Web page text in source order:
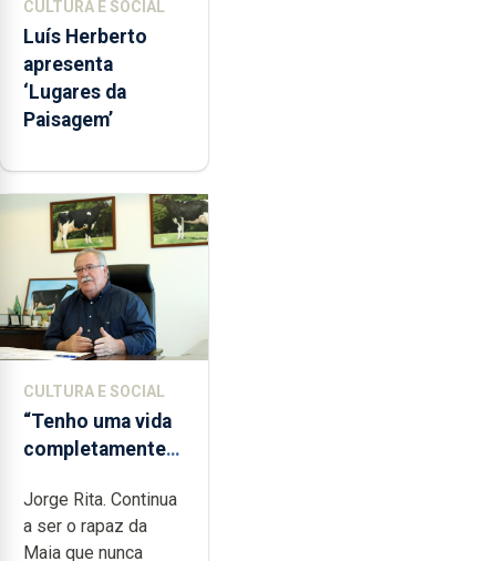
CULTURA E SOCIAL
Luís Herberto
apresenta
‘Lugares da
Paisagem’
CULTURA E SOCIAL
“Tenho uma vida
completamente
dedicação, gosto
e muita paixão”
Jorge Rita. Continua
a ser o rapaz da
Maia que nunca